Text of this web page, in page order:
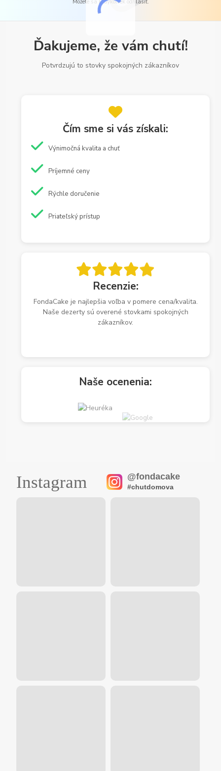
Môžete sa kedykoľvek odhlásiť.
Ďakujeme, že vám chutí!
Potvrdzujú to stovky spokojných zákazníkov
Čím sme si vás získali:
Výnimočná kvalita a chuť
Príjemné ceny
Rýchle doručenie
Priateľský prístup
Recenzie:
FondaCake je najlepšia voľba v pomere cena/kvalita.
Naše dezerty sú overené stovkami spokojných
zákazníkov.
Naše ocenenia:
Instagram @fondacake
#chutdomova